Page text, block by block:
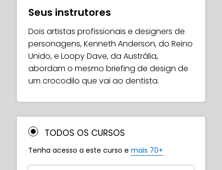
Seus instrutores
Dois artistas profissionais e designers de
personagens, Kenneth Anderson, do Reino
Unido, e Loopy Dave, da Austrália,
abordam o mesmo briefing de design de
um crocodilo que vai ao dentista.
TODOS OS CURSOS
Tenha acesso a este curso e mais 70+